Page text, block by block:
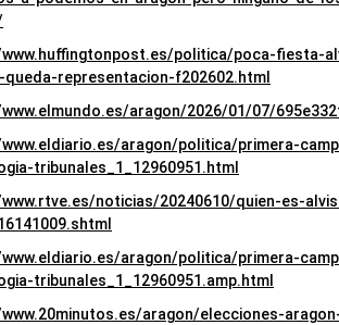
politica/poca-fiesta-
queda-representacion-f202602.html
aragon/2026/01/07/
aragon/politica/primera-
tribunales_1_12960951.html
noticias/20240610/quien-es-
aragon/politica/primera-
tribunales_1_12960951.amp.html
aragon/elecciones-